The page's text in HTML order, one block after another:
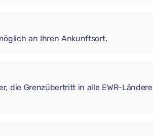
an Ihren Ankunftsort.
die Grenzübertritt in alle EWR-Ländere